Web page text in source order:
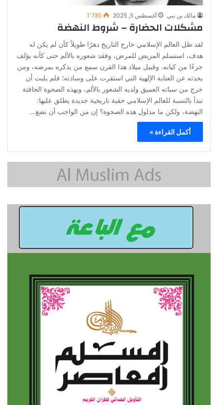
مالك بن نبي أغسطس 5, 2025 1٬785
مشكلات الحضارة – شروط النهضة
لقد ظل العالم الإسلامي خارج التاريخ دهرًا طويلاً كأن لم يكن له
هدف، استسلم المريض للمرض، وفقد شعوره بالألم حتى كأنه يؤلف
جزءًا من كيانه. وقبيل ميلاد هذا القرن سمع من يذكره بمرضه، ومن
يحدثه عن العناية الإلهية التي استقرت على وسادته؛ فلم يلبث أن
خرج من سباته العميق ولديه الشعور بالألم، وبهذه الصحوة الخافتة
تبدأ بالنسبة للعالم الإسلامي حقبة تاريخية جديدة يطلق عليها:
النهضة، ولكن ما مدلول هذه الصحوة؟ إن من الواجب أن نضع…
أكمل القراءة »